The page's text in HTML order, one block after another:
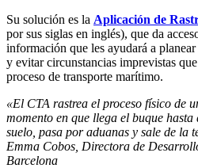
Su solución es la Aplicación de
por sus siglas en inglés), que da
información que les ayudará a
y evitar circunstancias imprevistas
proceso de transporte marítimo.
«El CTA rastrea el proceso físico de
momento en que llega el buque
suelo, pasa por aduanas y sale de la
Emma Cobos, Directora de
Barcelona